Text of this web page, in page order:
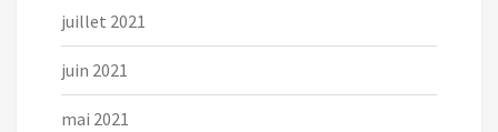
juillet 2021
juin 2021
mai 2021